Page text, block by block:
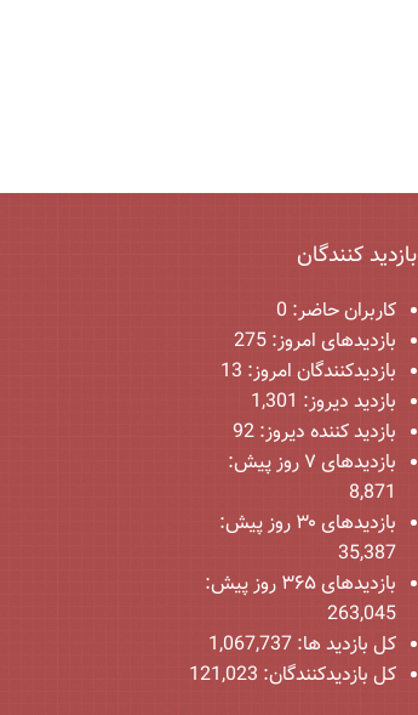
بازدید کنندگان
کاربران حاضر: 0
بازدیدهای امروز: 275
بازدیدکنندگان امروز: 13
بازدید دیروز: 1,301
بازدید کننده دیروز: 92
بازدیدهای ۷ روز پیش:
8,871
بازدیدهای ۳۰ روز پیش:
35,387
بازدیدهای ۳۶۵ روز پیش:
263,045
کل بازدید ها: 1,067,737
کل بازدیدکنند‌گان: 121,023